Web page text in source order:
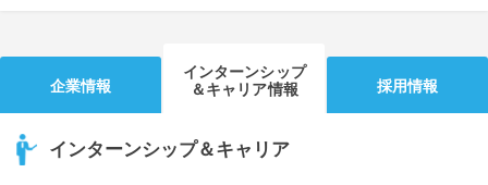
企業情報
インターンシップ
＆キャリア情報
採用情報
インターンシップ＆キャリア